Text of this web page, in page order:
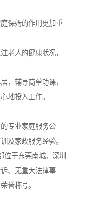
保姆的作用更加重
老人的健康状况，
，辅导简单功课，
地投入工作。
专业家庭服务公
及家政服务经验。
位于东莞南城，深圳
、无重大法律事
誉称号。